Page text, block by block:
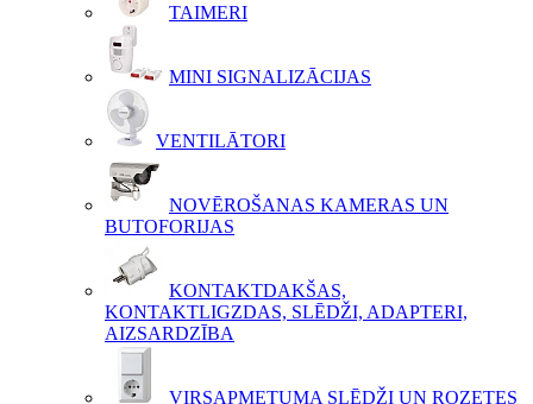
TAIMERI
MINI SIGNALIZĀCIJAS
VENTILĀTORI
NOVĒROŠANAS KAMERAS UN
BUTOFORIJAS
KONTAKTDAKŠAS,
KONTAKTLIGZDAS, SLĒDŽI, ADAPTERI,
AIZSARDZĪBA
VIRSAPMETUMA SLĒDŽI UN ROZETES